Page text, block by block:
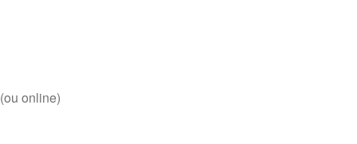
online)